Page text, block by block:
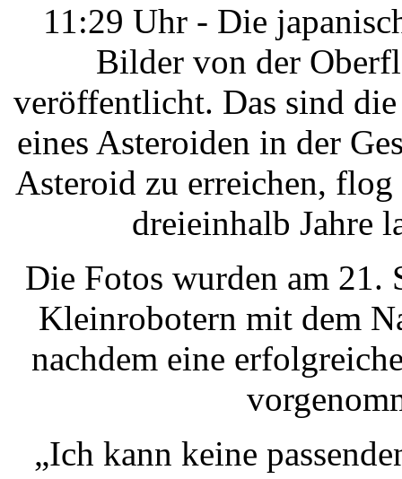
11:29 Uhr - Die
Bilder von der
veröffentlicht. Das sind
eines Asteroiden in der
Asteroid zu erreichen, flog
dreieinhalb Jahre
Die Fotos wurden am 21.
Kleinrobotern mit dem
nachdem eine
„Ich kann keine